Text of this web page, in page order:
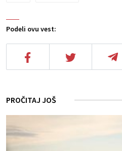
Podeli ovu vest:
PROČITAJ JOŠ